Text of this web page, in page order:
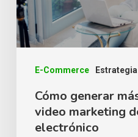
E-Commerce
video
marketing
de
comercio
electrónico
Cómo generar
video marketing
electrónico